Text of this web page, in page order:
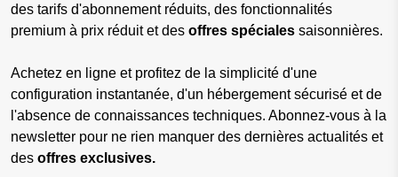
des tarifs d'abonnement réduits, des fonctionnalités
premium à prix réduit et des offres spéciales saisonnières.
Achetez en ligne et profitez de la simplicité d'une
configuration instantanée, d'un hébergement sécurisé et de
l'absence de connaissances techniques. Abonnez-vous à la
newsletter pour ne rien manquer des dernières actualités et
des offres exclusives.